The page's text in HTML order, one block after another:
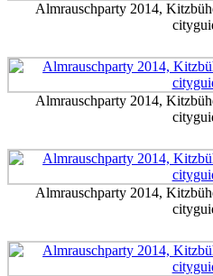
Almrauschparty 2014,
Almrauschparty 2014,
Almrauschparty 2014,